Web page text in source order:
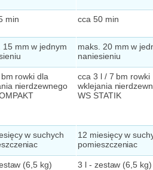
min cca 50 min
15 mm w jednym
maks. 20 mm w
naniesieniu
rowki dla
nierdzewnego
cca 3 l / 7 bm rowki
wklejania
WS STATIK
w suchych
12 miesięcy w
pomieszczeniac
(6,5 kg) 3 l - zestaw (6,5 kg)